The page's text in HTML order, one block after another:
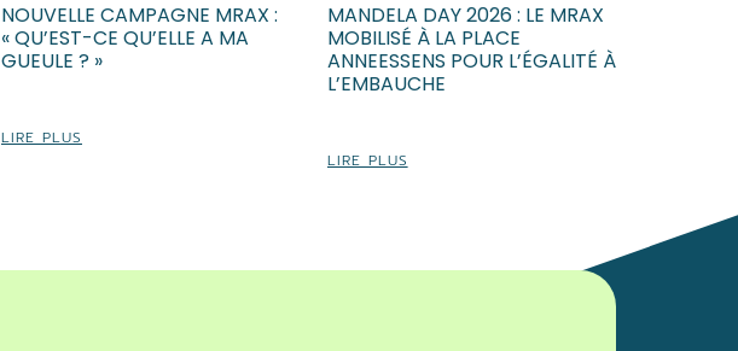
NOUVELLE CAMPAGNE MRAX :
« QU’EST-CE QU’ELLE A MA
GUEULE ? »
LIRE PLUS
MANDELA DAY 2026 : LE MRAX
MOBILISÉ À LA PLACE
ANNEESSENS POUR L’ÉGALITÉ À
L’EMBAUCHE
LIRE PLUS
Vous souhaitez être tenu au courant de nos